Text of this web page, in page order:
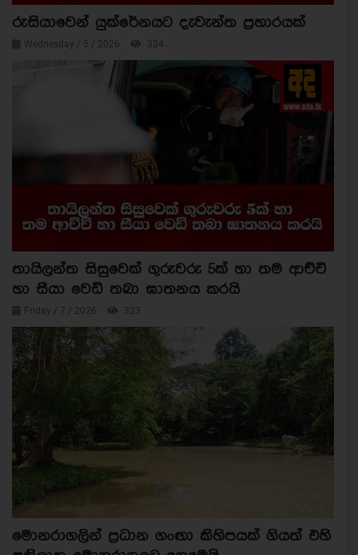
රුසියාවෙන් යුක්රේනයට දැවැන්ත ප්‍රහාරයක්
Wednesday / 5 / 2026 334
තායිලන්ත සිසුවෙක් ගුරුවරු 5ක් හා තම ආච්චි
හා සීයා වෙඩි තබා ඝාතනය කරයි
Friday / 7 / 2026 323
මොනරාගලින් ප්‍රධාන ගංඟා කිහිපයක් ගියත් එහි